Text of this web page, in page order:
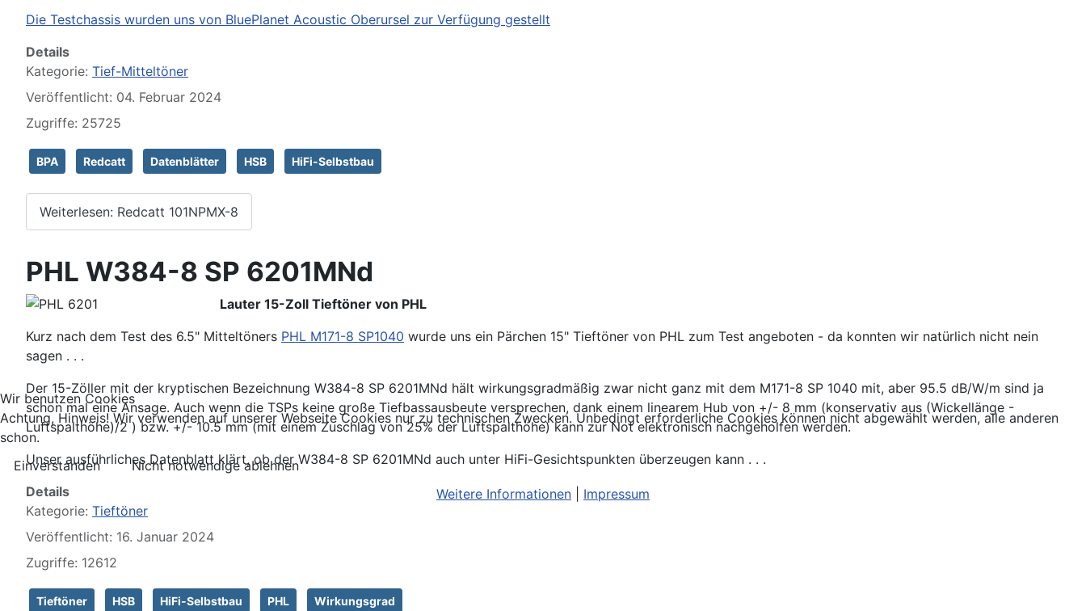
Die Testchassis wurden uns von BluePlanet Acoustic Oberursel zur Verfügung gestellt
Details
Kategorie: Tief-Mitteltöner
Veröffentlicht: 04. Februar 2024
Zugriffe: 25725
BPA Redcatt Datenblätter HSB HiFi-Selbstbau
Weiterlesen: Redcatt 101NPMX-8
PHL W384-8 SP 6201MNd
Lauter 15-Zoll Tieftöner von PHL
Kurz nach dem Test des 6.5" Mitteltöners PHL M171-8 SP1040 wurde uns ein Pärchen 15" Tieftöner von PHL zum Test angeboten - da konnten wir natürlich nicht nein
sagen . . .
Der 15-Zöller mit der kryptischen Bezeichnung W384-8 SP 6201MNd hält wirkungsgradmäßig zwar nicht ganz mit dem M171-8 SP 1040 mit, aber 95.5 dB/W/m sind ja
schon mal eine Ansage. Auch wenn die TSPs keine große Tiefbassausbeute versprechen, dank einem linearem Hub von +/- 8 mm (konservativ aus (Wickellänge -
Luftspalthöhe)/2 ) bzw. +/- 10.5 mm (mit einem Zuschlag von 25% der Luftspalthöhe) kann zur Not elektronisch nachgeholfen werden.
Unser ausführliches Datenblatt klärt, ob der W384-8 SP 6201MNd auch unter HiFi-Gesichtspunkten überzeugen kann . . .
Details
Kategorie: Tieftöner
Veröffentlicht: 16. Januar 2024
Zugriffe: 12612
Tieftöner HSB HiFi-Selbstbau PHL Wirkungsgrad
Wir benutzen Cookies
Achtung, Hinweis! Wir verwenden auf unserer Webseite Cookies nur zu technischen Zwecken. Unbedingt erforderliche Cookies können nicht abgewählt werden, alle anderen
schon.
Einverstanden
Nicht notwendige ablehnen
Weitere Informationen
Impressum